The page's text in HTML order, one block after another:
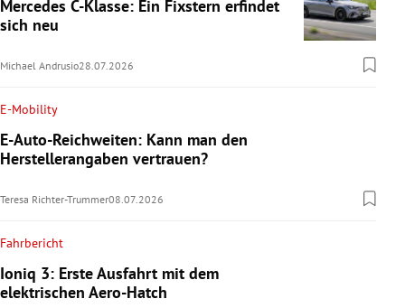
Mercedes C-Klasse: Ein Fixstern erfindet
sich neu
Michael Andrusio28.07.2026
E-Mobility
E-Auto-Reichweiten: Kann man den
Herstellerangaben vertrauen?
Teresa Richter-Trummer08.07.2026
Fahrbericht
Ioniq 3: Erste Ausfahrt mit dem
elektrischen Aero-Hatch